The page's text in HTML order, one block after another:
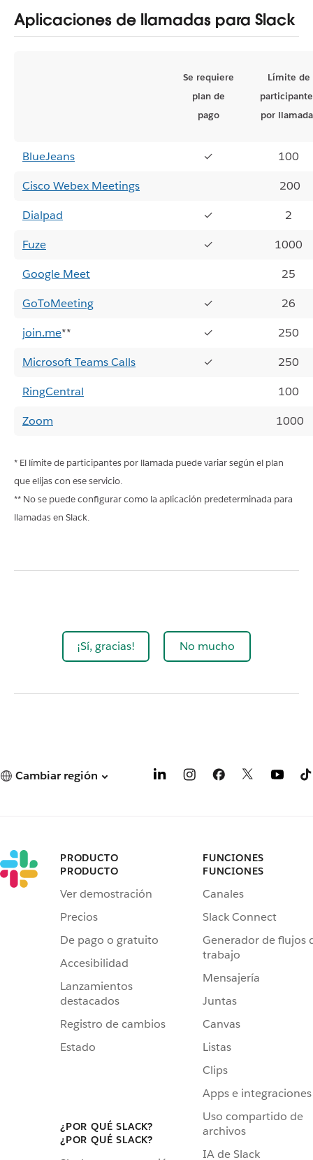
Aplicaciones de llamadas para Slack
Se requiere
plan de
pago
Límite de
por
BlueJeans ✓
100
Cisco Webex Meetings
200
Dialpad
✓
2
Fuze
✓
1000
Google Meet
25
GoToMeeting
✓
26
join.me** ✓
250
Microsoft Teams Calls
✓
250
RingCentral
100
Zoom
1000
* El límite de participantes por llamada puede variar según el plan
que elijas con ese servicio.
** No se puede configurar como la aplicación predeterminada para
llamadas en Slack.
¡Sí, gracias! No mucho
Cambiar región
PRODUCTO
PRODUCTO
Ver demostración
Precios
De pago o gratuito
Accesibilidad
Lanzamientos
destacados
Registro de cambios
Estado
¿POR QUÉ SLACK?
¿POR QUÉ SLACK?
FUNCIONES
FUNCIONES
Canales
Slack Connect
Generador de flujos
trabajo
Mensajería
Juntas
Canvas
Listas
Clips
Apps e integraciones
Uso compartido de
archivos
IA de Slack